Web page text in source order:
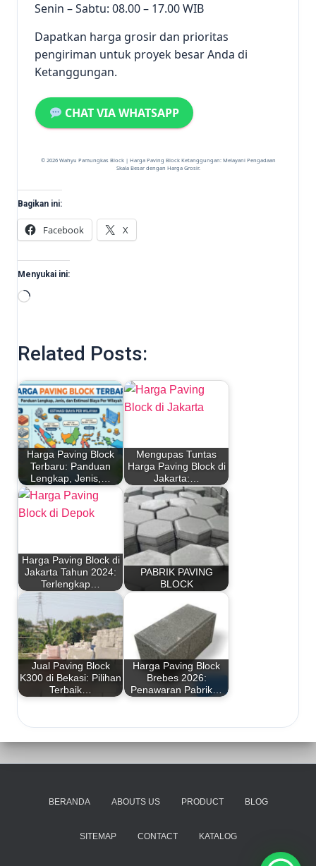
Senin – Sabtu: 08.00 – 17.00 WIB
Dapatkan harga grosir dan prioritas
pengiriman untuk proyek besar Anda di
Ketanggungan.
CHAT VIA WHATSAPP
© 2026 Wahyu Pamungkas Block | Harga Paving Block Ketanggungan: Melayani Pengadaan
Skala Besar dengan Harga Grosir.
Bagikan ini:
Facebook X
Menyukai ini:
Memuat...
Related Posts:
Harga Paving Block
Terbaru: Panduan
Lengkap, Jenis,…
Mengupas Tuntas
Harga Paving Block di
Jakarta:…
Harga Paving Block di
Jakarta Tahun 2024:
Terlengkap…
PABRIK PAVING
BLOCK
Jual Paving Block
K300 di Bekasi: Pilihan
Terbaik…
Harga Paving Block
Brebes 2026:
Penawaran Pabrik…
BERANDA ABOUTS US PRODUCT BLOG
SITEMAP CONTACT KATALOG